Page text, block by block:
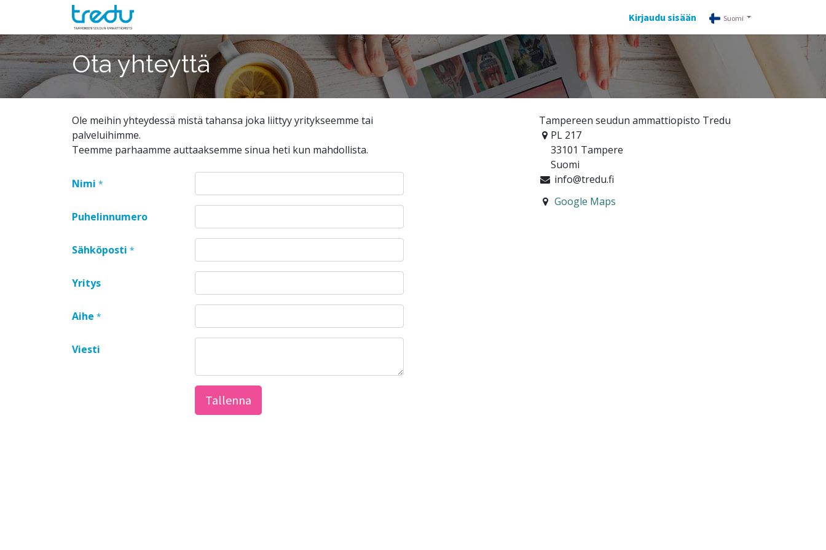
Kirjaudu sisään Suomi
Ota yhteyttä
Ole meihin yhteydessä mistä tahansa joka liittyy yritykseemme tai
palveluihimme.
Teemme parhaamme auttaaksemme sinua heti kun mahdollista.
Nimi *
Puhelinnumero
Sähköposti *
Yritys
Aihe *
Viesti
Tallenna
Tampereen seudun ammattiopisto Tredu
PL 217
33101 Tampere
Suomi
info@tredu.fi
Google Maps